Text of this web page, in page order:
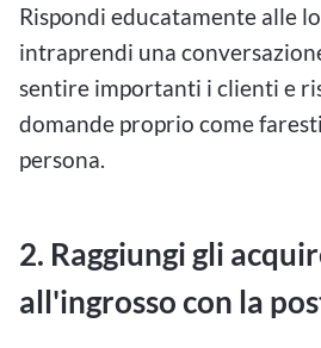
Rispondi educatamente alle
intraprendi una
sentire importanti i clienti e
domande proprio come
persona.
2. Raggiungi gli
all'ingrosso con la